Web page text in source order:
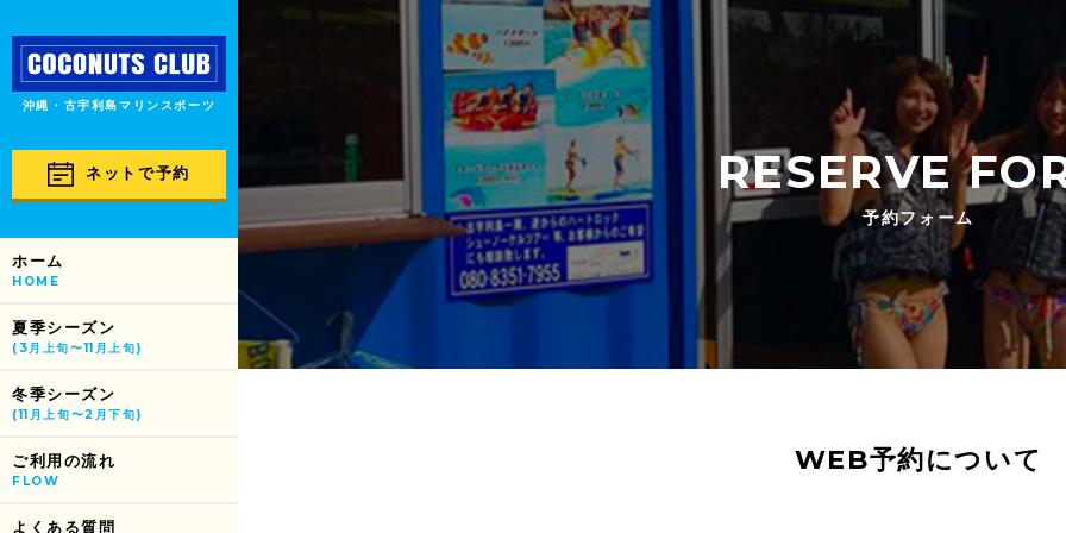
沖縄・古宇利島マリンスポーツ
ネットで予約
ホーム
HOME
夏季シーズン
(3月上旬〜11月上旬)
冬季シーズン
(11月上旬〜2月下旬)
ご利用の流れ
FLOW
よくある質問
RESERVE
予約フォーム
WEB予約について